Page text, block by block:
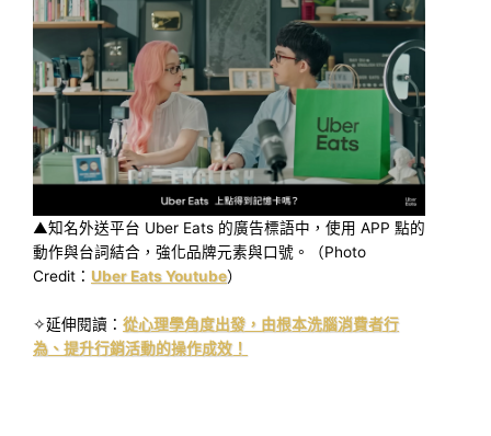
▲知名外送平台 Uber Eats 的廣告標語中，使用 APP 點的
動作與台詞結合，強化品牌元素與口號。（Photo
Credit： Uber Eats Youtube）
✧延伸閱讀： 從心理學角度出發，由根本洗腦消費者行
為、提升行銷活動的操作成效！